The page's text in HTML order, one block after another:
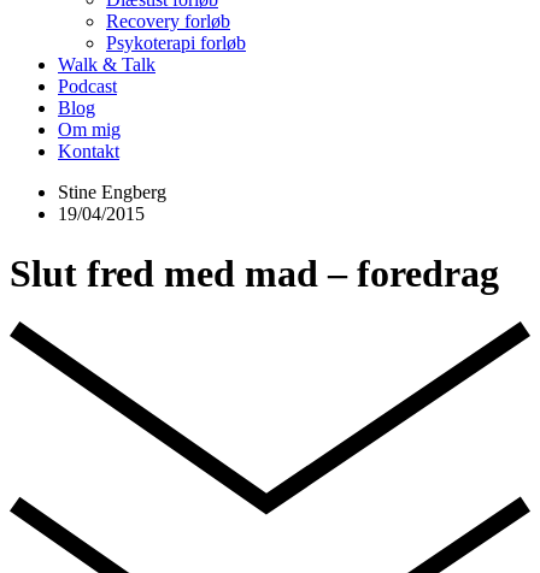
Recovery forløb
Psykoterapi forløb
Walk & Talk
Podcast
Blog
Om mig
Kontakt
Stine Engberg
19/04/2015
Slut fred med mad – foredrag